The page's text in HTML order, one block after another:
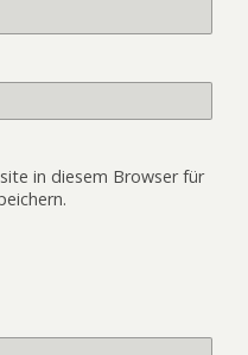
in diesem Browser für